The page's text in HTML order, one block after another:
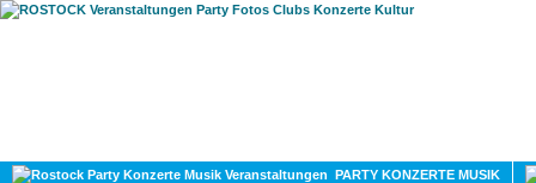
PARTY KONZERTE MUSIK